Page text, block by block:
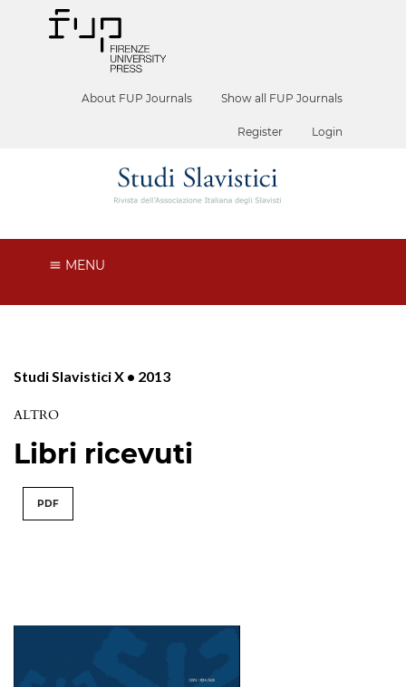
About FUP Journals Show all FUP Journals
Register Login
MENU
Studi Slavistici X • 2013
ALTRO
Libri ricevuti
PDF